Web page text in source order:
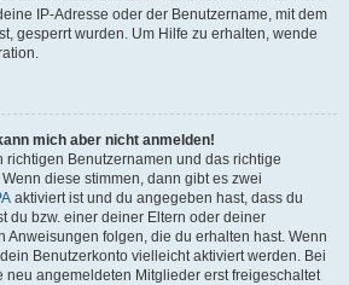
IP-Adresse oder der Benutzername, mit dem
gesperrt wurden. Um Hilfe zu erhalten, wende
mich aber nicht anmelden!
richtigen Benutzernamen und das richtige
diese stimmen, dann gibt es zwei
aktiviert ist und du angegeben hast, dass du
du bzw. einer deiner Eltern oder deiner
Anweisungen folgen, die du erhalten hast. Wenn
Benutzerkonto vielleicht aktiviert werden. Bei
angemeldeten Mitglieder erst freigeschaltet